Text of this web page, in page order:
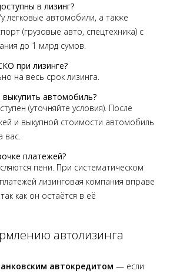
в лизинг?
легковые автомобили, а также
(грузовые авто, спецтехника) с
до 1 млрд сумов.
при лизинге?
на весь срок лизинга.
автомобиль?
(уточняйте условия). После
и выкупной стоимости автомобиль
вас.
платежей?
пени. При систематическом
лизинговая компания вправе
как он остаётся в её
автолизинга
автокредитом — если